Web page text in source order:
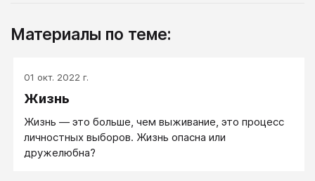
Материалы по теме:
01 окт. 2022 г.
Жизнь
Жизнь — это больше, чем выживание, это процесс
личностных выборов. Жизнь опасна или
дружелюбна?